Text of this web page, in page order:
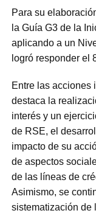
Para su
la Guía G3 de la
aplicando a un
logró responder el
Entre las acciones
destaca la
interés y un
de RSE, el
impacto de su
de aspectos
de las líneas de
Asimismo, se
sistematización de